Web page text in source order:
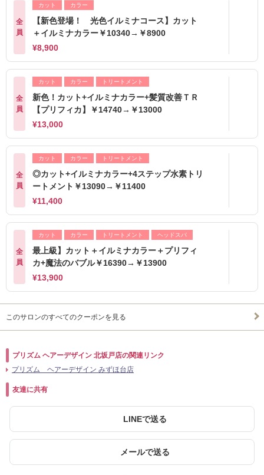
全
員
カット カラー
【新色登場！ 光色イルミナコース】カット
＋イルミナカラー￥10340→￥8900
¥8,900
全
員
カット カラー トリートメント
新色！カット+イルミナカラー+髪質改善ＴＲ
【プリフィカ】￥14740→￥13000
¥13,000
全
員
カット カラー トリートメント
◎カット+イルミナカラー+4ステップ水素トリ
ートメント￥13090→￥11400
¥11,400
全
員
カット カラー トリートメント ヘッドスパ
最上級】カット＋イルミナカラー＋プリフィ
カ+魔法のバブル￥16390→￥13900
¥13,900
このサロンのすべてのクーポンを見る
プリズム ヘアーデザイン 北坂戸店の関連リンク
プリズム ヘアーデザイン みずほ台店
友達に共有
LINEで送る
メールで送る